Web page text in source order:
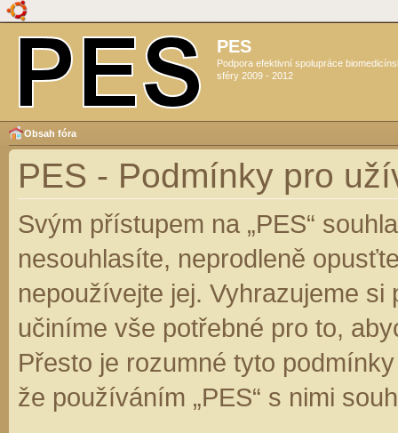
PES
Podpora efektivní spolupráce
sféry 2009 - 2012
Obsah fóra
PES - Podmínky pro
Svým přístupem na „PES“
nesouhlasíte, neprodleně
nepoužívejte jej. Vyhrazujeme
učiníme vše potřebné pro to,
Přesto je rozumné tyto
že používáním „PES“ s nimi